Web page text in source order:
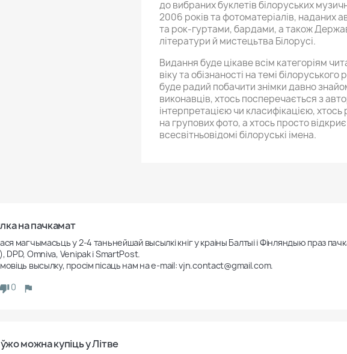
до вибраних буклетів білоруських
2006 років та фотоматеріалів, наданих
та рок-гуртами, бардами, а також
літератури й мистецьтва Білорусі.
Видання буде цікаве всім категоріям
віку та обізнаності на темі
буде радий побачити знімки давно
виконавців, хтось посперечається з
інтерпретацією чи класифікацією,
на групових фото, а хтось просто
всесвітньовідомі білоруські імена.
на пачкамат
магчымасьць у 2-4 таньнейшай высылкі кніг у краіны Балтыі і Фінляндыю праз
DPD, Omniva, Venipak і SmartPost.
высылку, просім пісаць нам на e-mail: vjn.contact@gmail.com.
0
ўжо можна купіць у Літве